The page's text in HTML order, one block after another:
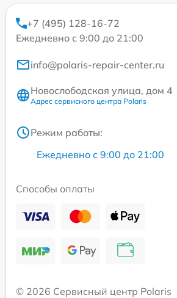
+7 (495) 128-16-72
Ежедневно с 9:00 до 21:00
info@polaris-repair-center.ru
Новослободская улица, дом 4
Адрес сервисного центра Polaris
Режим работы:
Ежедневно с 9:00 до 21:00
Способы оплаты
© 2026 Сервисный центр Polaris